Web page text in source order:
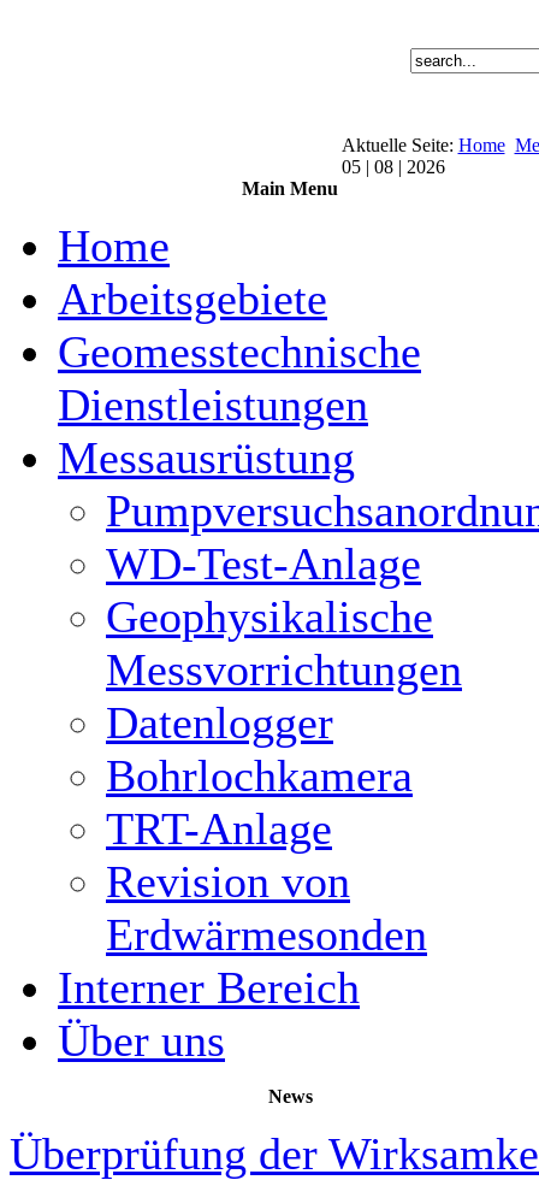
Aktuelle Seite: Home
05 | 08 | 2026
Main Menu
Home
Arbeitsgebiete
Geomesstechnische
Dienstleistungen
Messausrüstung
WD-Test-Anlage
Geophysikalische
Messvorrichtungen
Datenlogger
Bohrlochkamera
TRT-Anlage
Revision von
Erdwärmesonden
Interner Bereich
Über uns
News
Überprüfung der